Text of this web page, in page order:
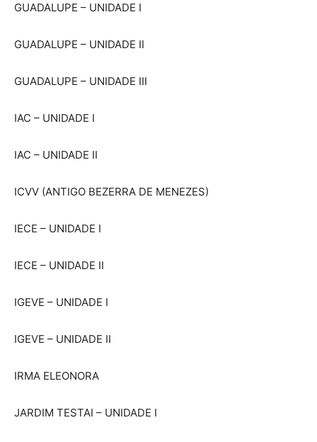
GUADALUPE – UNIDADE I
GUADALUPE – UNIDADE II
GUADALUPE – UNIDADE III
IAC – UNIDADE I
IAC – UNIDADE II
ICVV (ANTIGO BEZERRA DE MENEZES)
IECE – UNIDADE I
IECE – UNIDADE II
IGEVE – UNIDADE I
IGEVE – UNIDADE II
IRMA ELEONORA
JARDIM TESTAI – UNIDADE I